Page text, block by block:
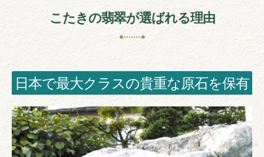
こたきの翡翠が選ばれる理由
日本で最大クラスの貴重な原石を保有